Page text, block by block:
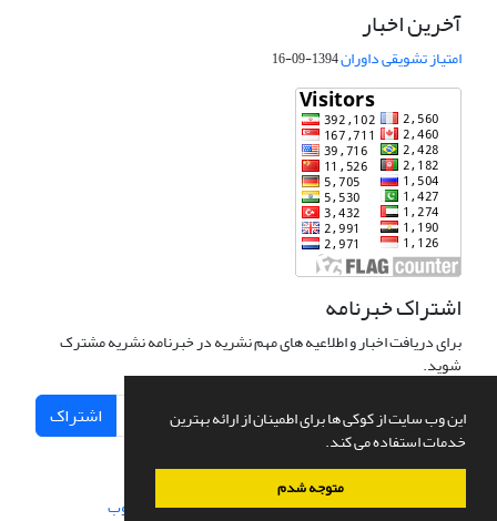
این وب سایت از کوکی ها برای اطمینان از ارائه بهترین
خدمات استفاده می کند.
متوجه شدم
آخرین اخبار
امتیاز تشویقی داوران1394-09-16
اشتراک خبرنامه
برای دریافت اخبار و اطلاعیه های مهم نشریه در خبرنامه نشریه مشترک
شوید.
اشتراک
سامانه مدیریت نشریات علمی.طراحی و پیاده سازی از سیناوب